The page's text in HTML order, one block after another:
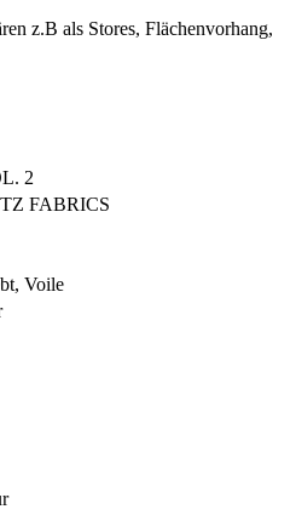
z.B als Stores, Flächenvorhang,
2
FABRICS
Voile